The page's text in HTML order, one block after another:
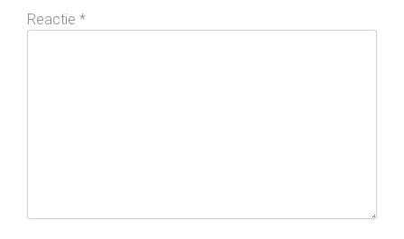
Reactie *